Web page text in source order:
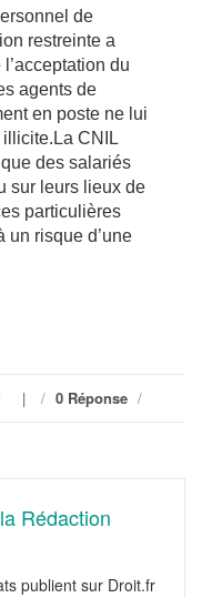
de
restreinte a
du
agents de
en poste ne lui
CNIL
des salariés
sur leurs lieux de
particulières
un risque d’une
/ 0 Réponse /
la Rédaction
publient sur Droit.fr